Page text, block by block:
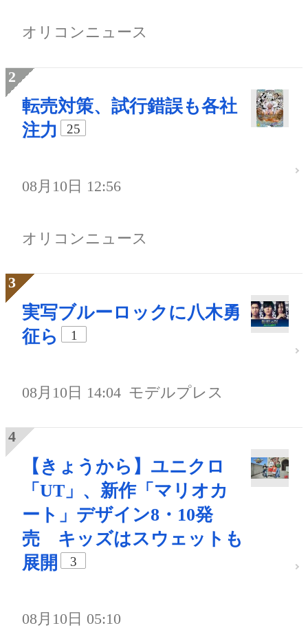
オリコンニュース
転売対策、試行錯誤も各社
注力
25
08月10日 12:56
オリコンニュース
実写ブルーロックに八木勇
征ら
1
08月10日 14:04 モデルプレス
【きょうから】ユニクロ
「UT」、新作「マリオカ
ート」デザイン8・10発
売 キッズはスウェットも
展開
3
08月10日 05:10